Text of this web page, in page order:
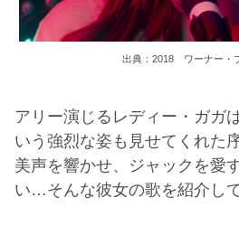
出典：2018 ワーナー・
アリー演じるレディー・ガガ
いう強烈な姿も見せてくれた
美声を響かせ、ジャックを愛
い…そんな彼女の歌を紹介し